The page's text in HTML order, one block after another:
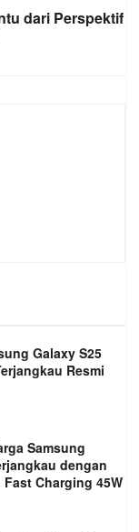
dari Perspektif
Galaxy S25
Resmi
Samsung
dengan
Fast Charging 45W